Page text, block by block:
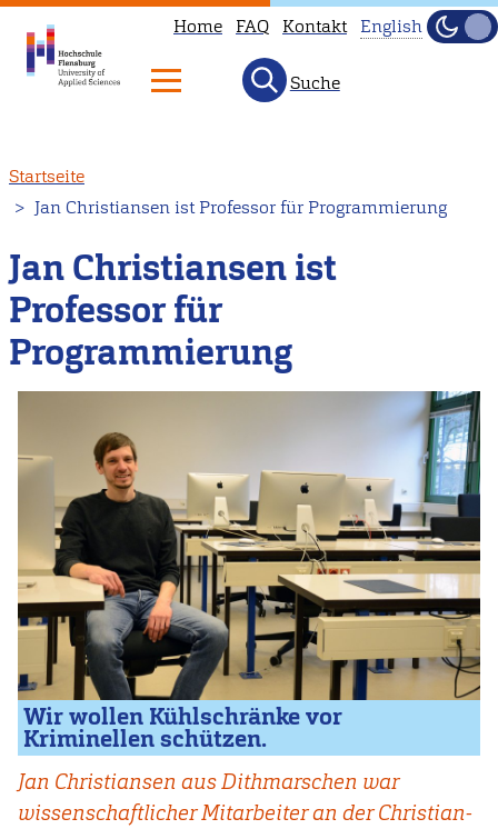
zum
Inhalt
Home FAQ Kontakt
available
English
main
page
instead.
English
Hell
Suche
Startseite
Jan Christiansen ist Professor für Programmierung
Jan Christiansen ist
Professor für
Programmierung
Wir wollen Kühlschränke vor
Kriminellen schützen.
Jan Christiansen aus Dithmarschen war
wissenschaftlicher Mitarbeiter an der Christian-